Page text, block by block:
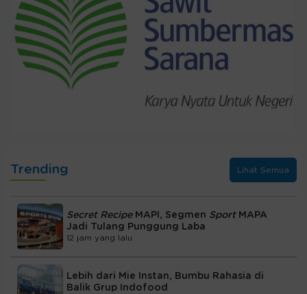
Trending Lihat Semua
Secret RecipeMAPI, Segmen Sport MAPA
Jadi Tulang Punggung Laba
12 jam yang lalu
Lebih dari Mie Instan, Bumbu Rahasia di
Balik Grup Indofood